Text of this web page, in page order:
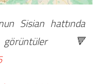
Sisian hattında
🔻